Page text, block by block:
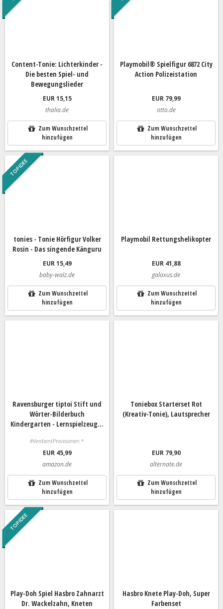
Content-Tonie: Lichterkinder -
Die besten Spiel- und
Bewegungslieder
EUR 15,15
thalia.de
Zum Wunschzettel
hinzufügen
Playmobil® Spielfigur 6872 City
Action Polizeistation
EUR 79,99
otto.de
Zum Wunschzettel
hinzufügen
TOP IDEE
tonies - Tonie Hörfigur Volker
Rosin - Das singende Känguru
EUR 15,49
baby-walz.de
Zum Wunschzettel
hinzufügen
Playmobil Rettungshelikopter
EUR 41,88
galaxus.de
Zum Wunschzettel
hinzufügen
Ravensburger tiptoi Stift und
Wörter-Bilderbuch
Kindergarten - Lernspielzeug...
#VerdientProvisionen *
EUR 45,99
amazon.de
Zum Wunschzettel
hinzufügen
Toniebox Starterset Rot
(Kreativ-Tonie), Lautsprecher
EUR 79,90
alternate.de
Zum Wunschzettel
hinzufügen
TOP IDEE
Play-Doh Spiel Hasbro Zahnarzt
Dr. Wackelzahn, Kneten
Hasbro Knete Play-Doh, Super
Farbenset